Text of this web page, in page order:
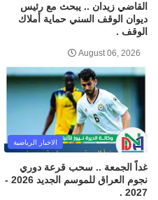
القاضي زيدان .. يبحث مع رئيس
ديوان الوقف السني حماية أملاك
الوقف .
August 06, 2026
الاخبار الرياضية
غداً الجمعة .. سحب قرعة دوري
نجوم العراق للموسم الجديد 2026 -
2027 .